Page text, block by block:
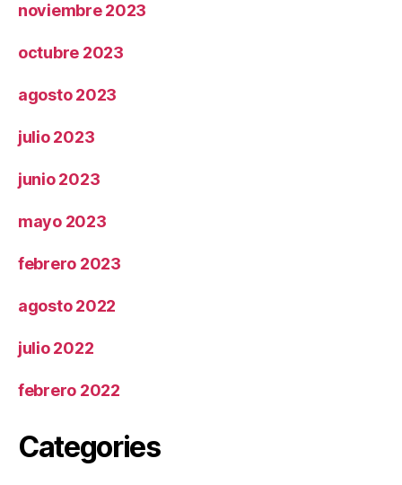
noviembre 2023
octubre 2023
agosto 2023
julio 2023
junio 2023
mayo 2023
febrero 2023
agosto 2022
julio 2022
febrero 2022
Categories